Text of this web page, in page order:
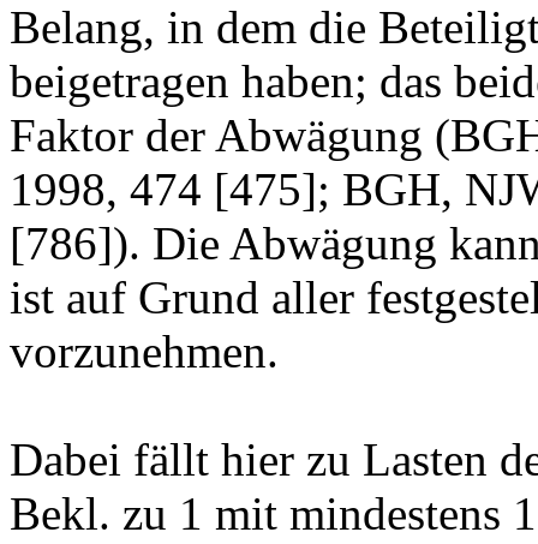
Belang, in dem die
beigetragen haben; das
Faktor der Abwägung
1998, 474 [475]; BGH,
[786]). Die Abwägung
ist auf Grund aller
vorzunehmen.
Dabei fällt hier zu Lasten
Bekl. zu 1 mit mindestens